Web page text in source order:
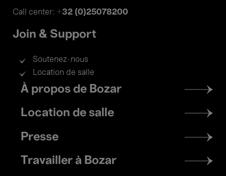
Call center: +32 (0)25078200
Join & Support
Soutenez-nous
Location de salle
Footer
menu
À propos de Bozar
Location de salle
Presse
Travailler à Bozar